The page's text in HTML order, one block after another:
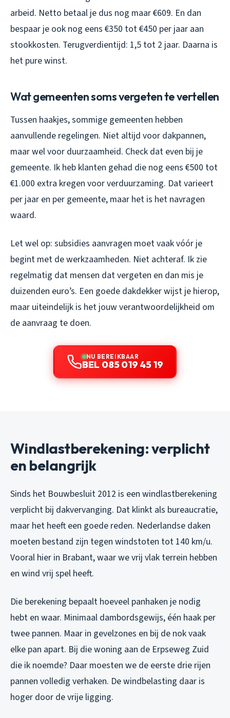
arbeid. Netto betaal je dus nog maar €609. En dan
bespaar je ook nog eens €350 tot €450 per jaar aan
stookkosten. Terugverdientijd: 1,5 tot 2 jaar. Daarna is
het pure winst.
Wat gemeenten soms vergeten te vertellen
Tussen haakjes, sommige gemeenten hebben
aanvullende regelingen. Niet altijd voor dakpannen,
maar wel voor duurzaamheid. Check dat even bij je
gemeente. Ik heb klanten gehad die nog eens €500 tot
€1.000 extra kregen voor verduurzaming. Dat varieert
per jaar en per gemeente, maar het is het navragen
waard.
Let wel op: subsidies aanvragen moet vaak vóór je
begint met de werkzaamheden. Niet achteraf. Ik zie
regelmatig dat mensen dat vergeten en dan mis je
duizenden euro’s. Een goede dakdekker wijst je hierop,
maar uiteindelijk is het jouw verantwoordelijkheid om
de aanvraag te doen.
NU BEREIKBAAR
BEL 085 019 45 19
Windlastberekening: verplicht
en belangrijk
Sinds het Bouwbesluit 2012 is een windlastberekening
verplicht bij dakvervanging. Dat klinkt als bureaucratie,
maar het heeft een goede reden. Nederlandse daken
moeten bestand zijn tegen windstoten tot 140 km/u.
Vooral hier in Brabant, waar we vrij vlak terrein hebben
en wind vrij spel heeft.
Die berekening bepaalt hoeveel panhaken je nodig
hebt en waar. Minimaal dambordsgewijs, één haak per
twee pannen. Maar in gevelzones en bij de nok vaak
elke pan apart. Bij die woning aan de Erpseweg Zuid
die ik noemde? Daar moesten we de eerste drie rijen
pannen volledig verhaken. De windbelasting daar is
hoger door de vrije ligging.